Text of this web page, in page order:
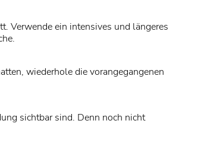
Verwende ein intensives und längeres
wiederhole die vorangegangenen
sichtbar sind. Denn noch nicht